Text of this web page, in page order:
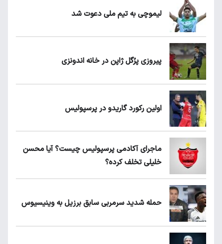
لیموچی به تیم ملی دعوت شد
پیروزی پرُگل ژاپن در خانه اندونزی
اولین رکورد گاریدو در پرسپولیس
ماجرای آکادمی پرسپولیس چیست؟ آیا محسن
خلیلی تخلف کرده؟
حمله شدید سرمربی سابق برزیل به وینیسیوس